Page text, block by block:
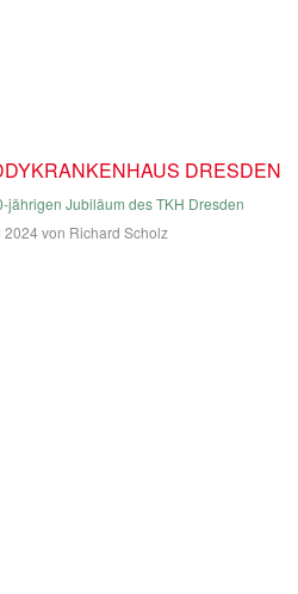
DRESDEN
jährigen Jubiläum des TKH Dresden
2024von Richard Scholz